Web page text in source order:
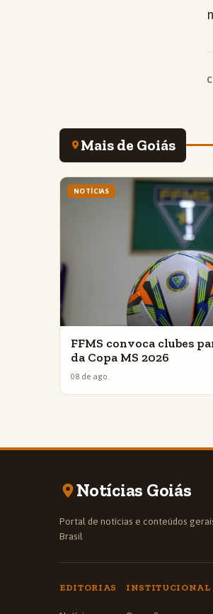
Mais de Goiás
NOTÍCIAS
FFMS convoca clubes
da Copa MS 2026
08 de ago.
Notícias Goiás
Portal de notícias e conteúdos
Brasil
EDITORIAS INSTITUCIONAL